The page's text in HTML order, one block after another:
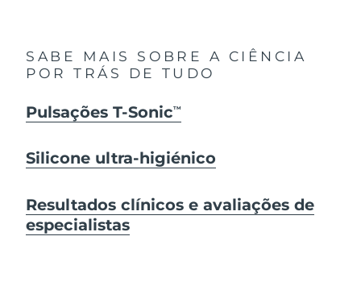
SABE MAIS SOBRE A CIÊNCIA
POR TRÁS DE TUDO
Pulsações T-SonicTM
Silicone ultra-higiénico
Resultados clínicos e avaliações de
especialistas